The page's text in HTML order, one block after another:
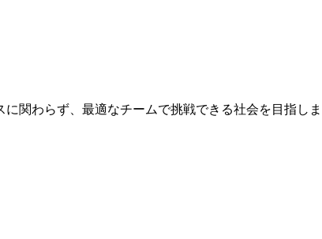
関わらず、最適なチームで挑戦できる社会を目指しま